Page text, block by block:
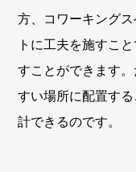
方、コワーキング
トに工夫を施すこ
すことができます
すい場所に配置す
計できるのです。